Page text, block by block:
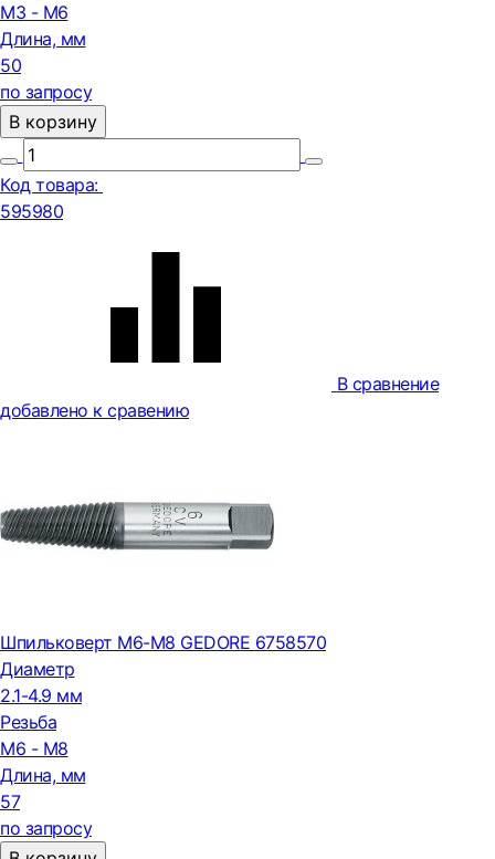
M3 - M6
Длина, мм
50
по запросу
В корзину
Код товара:
595980
В сравнение
добавлено к сравению
Шпильковерт M6-M8 GEDORE 6758570
Диаметр
2.1-4.9 мм
Резьба
M6 - M8
Длина, мм
57
по запросу